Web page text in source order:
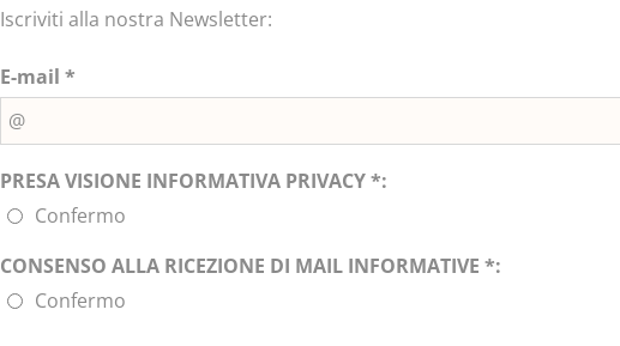
Iscriviti alla nostra Newsletter:
E-mail *
PRESA VISIONE INFORMATIVA PRIVACY *:
Confermo
CONSENSO ALLA RICEZIONE DI MAIL INFORMATIVE *:
Confermo